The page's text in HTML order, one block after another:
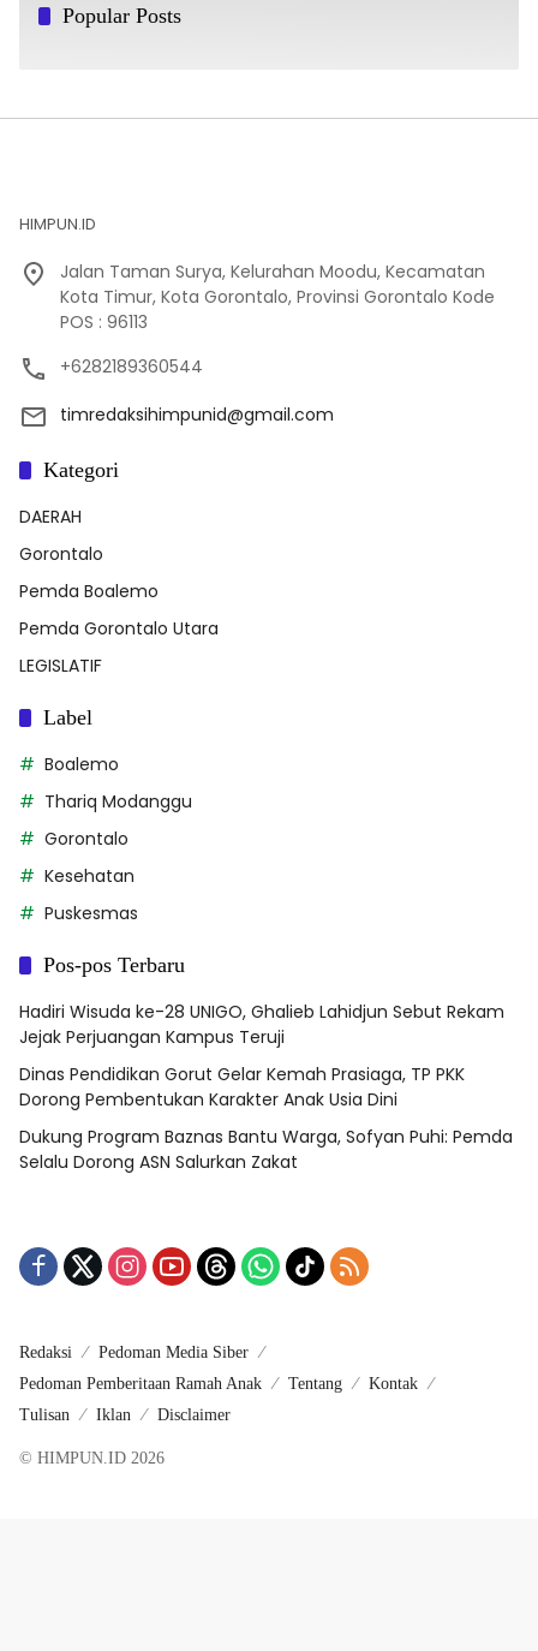
Popular Posts
HIMPUN.ID
Jalan Taman Surya, Kelurahan Moodu, Kecamatan
Kota Timur, Kota Gorontalo, Provinsi Gorontalo Kode
POS : 96113
+6282189360544
timredaksihimpunid@gmail.com
Kategori
DAERAH
Gorontalo
Pemda Boalemo
Pemda Gorontalo Utara
LEGISLATIF
Label
Boalemo
Thariq Modanggu
Gorontalo
Kesehatan
Puskesmas
Pos-pos Terbaru
Hadiri Wisuda ke-28 UNIGO, Ghalieb Lahidjun Sebut Rekam
Jejak Perjuangan Kampus Teruji
Dinas Pendidikan Gorut Gelar Kemah Prasiaga, TP PKK
Dorong Pembentukan Karakter Anak Usia Dini
Dukung Program Baznas Bantu Warga, Sofyan Puhi: Pemda
Selalu Dorong ASN Salurkan Zakat
Redaksi
Pedoman Media Siber
Pedoman Pemberitaan Ramah Anak
Tentang
Kontak
Tulisan
Iklan Disclaimer
© HIMPUN.ID 2026